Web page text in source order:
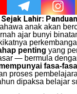
Lahir:
anak akan
ajar bunyi
penting yang
— bermula
fasa-
proses
dipaksa belajar